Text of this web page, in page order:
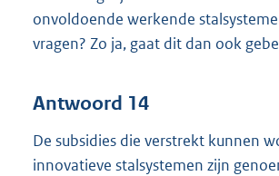
onvoldoende werkende
vragen? Zo ja, gaat dit dan ook
Antwoord 14
De subsidies die verstrekt kunnen
innovatieve stalsystemen zijn